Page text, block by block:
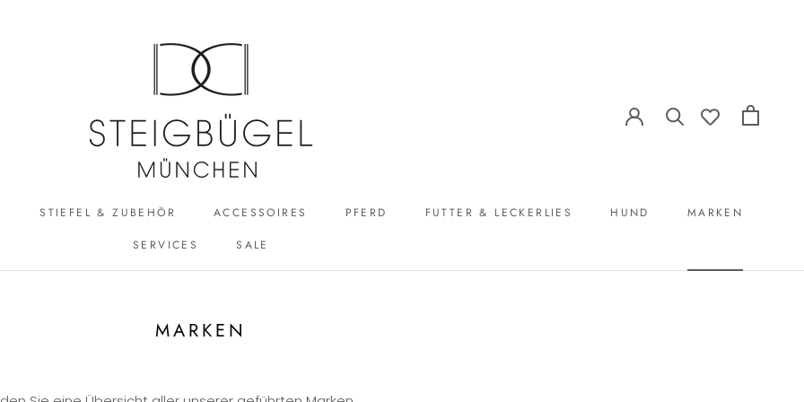
STIEFEL & ZUBEHÖR ACCESSOIRES PFERD FUTTER & LECKERLIES HUND MARKEN
SERVICES
SALE
MARKEN